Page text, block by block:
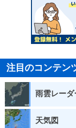
注目のコンテン
雨雲レーダ
天気図